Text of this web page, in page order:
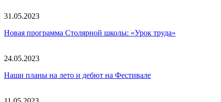
31.05.2023
Новая программа Столярной школы: «Урок труда»
24.05.2023
Наши планы на лето и дебют на Фестивале